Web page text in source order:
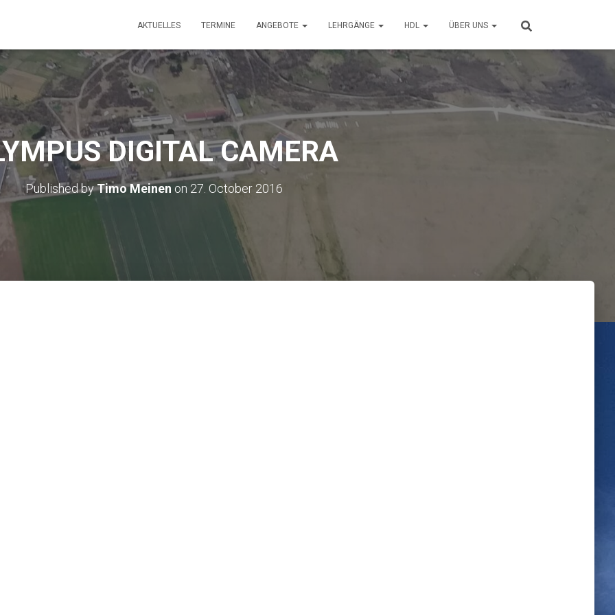
AKTUELLES TERMINE ANGEBOTE LEHRGÄNGE HDL ÜBER UNS
DIGITAL CAMERA
Published byTimo Meinen on 27. October 2016